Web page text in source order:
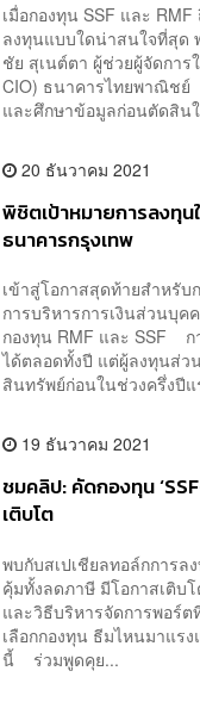
เมื่อกองทุน SSF และ RMF
ลงทุนแบบใดน่าสนใจที่สุด
ชัย สุเนต์ตา ผู้ช่วยผู้จัดการ
CIO) ธนาคารไทยพาณิชย์
และศึกษาข้อมูลก่อนตัดสิน
20 ธันวาคม 2021
พิชิตเป้าหมายการลงทุ
ธนาคารกรุงเทพ
เข้าสู่โอกาสสุดท้ายสำหรั
การบริหารการเงินส่วนบุ
กองทุน RMF และ SSF ก
ได้ตลอดทั้งปี แต่ผู้ลงทุนส่ว
สินทรัพย์ก่อนในช่วงครึ่งปี
19 ธันวาคม 2021
ชมคลิป: คัดกองทุน
เติบโต
พบกับสเปเชียลทอล์กการล
คุ้มทั้งลดภาษี มีโอกาสเติ
และวิธีบริหารจัดการพอร์
เลือกกองทุน ธีมไหนมาแร
นี้ ร่วมพูดคุย...